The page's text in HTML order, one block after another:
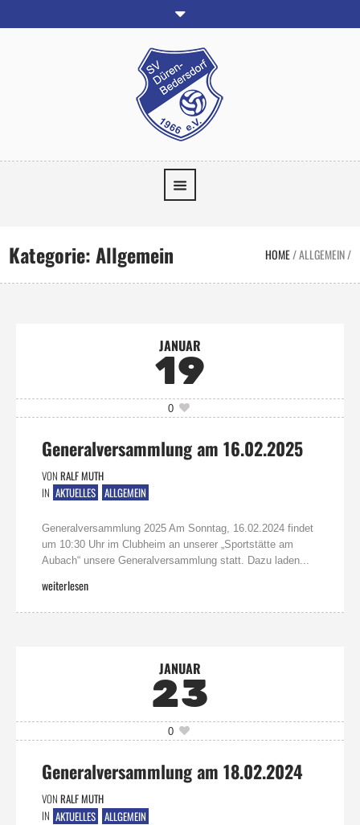
Kategorie:Allgemein HOME/ALLGEMEIN/
JANUAR
19
0
Generalversammlung am 16.02.2025
VON RALF MUTH
IN AKTUELLES ALLGEMEIN
Generalversammlung 2025 Am Sonntag, 16.02.2024 findet
um 10:30 Uhr im Clubheim an unserer „Sportstätte am
Aubach“ unsere Generalversammlung statt. Dazu laden...
weiterlesen
JANUAR
23
0
Generalversammlung am 18.02.2024
VON RALF MUTH
IN AKTUELLES ALLGEMEIN